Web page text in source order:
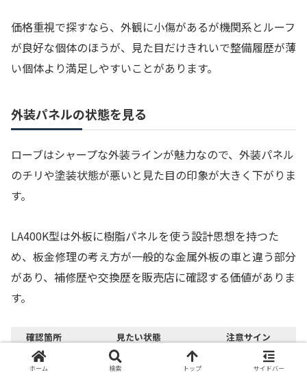
価格重視で探すなら、外観に小傷があるが機関系とルーフ
が良好な個体のほうが、見た目だけきれいで整備履歴が薄
い個体より満足しやすいことがあります。
外装パネルの状態を見る
ローブはシャープな外装ラインが魅力なので、外装パネル
のチリや塗装状態が悪いと見た目の印象が大きく下がりま
す。
LA400K型は外板に樹脂パネルを使う設計思想を持つた
め、板金修理の考え方が一般的な金属外板の車と違う部分
があり、補修歴や交換歴を販売店に確認する価値がありま
す。
確認箇所 見たい状態
注意サイン
フロント
左右の隙間が均一
ホーム 検索 トップ サイドバー